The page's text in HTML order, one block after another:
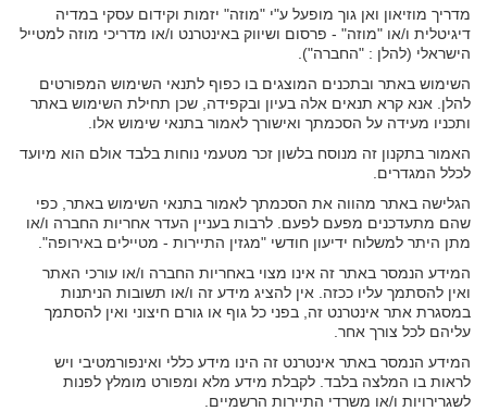
מדריך מוזיאון ואן גוך מופעל ע"י "מוזה" יזמות וקידום עסקי במדיה
דיגיטלית ו/או "מוזה" - פרסום ושיווק באינטרנט ו/או מדריכי מוזה למטייל
הישראלי (להלן : "החברה").
השימוש באתר ובתכנים המוצגים בו כפוף לתנאי השימוש המפורטים
להלן. אנא קרא תנאים אלה בעיון ובקפידה, שכן תחילת השימוש באתר
ותכניו מעידה על הסכמתך ואישורך לאמור בתנאי שימוש אלו.
האמור בתקנון זה מנוסח בלשון זכר מטעמי נוחות בלבד אולם הוא מיועד
לכלל המגדרים.
הגלישה באתר מהווה את הסכמתך לאמור בתנאי השימוש באתר, כפי
שהם מתעדכנים מפעם לפעם. לרבות בעניין העדר אחריות החברה ו/או
מתן היתר למשלוח ידיעון חודשי "מגזין התיירות - מטיילים באירופה".
המידע הנמסר באתר זה אינו מצוי באחריות החברה ו/או עורכי האתר
ואין להסתמך עליו ככזה. אין להציג מידע זה ו/או תשובות הניתנות
במסגרת אתר אינטרנט זה, בפני כל גוף או גורם חיצוני ואין להסתמך
עליהם לכל צורך אחר.
המידע הנמסר באתר אינטרנט זה הינו מידע כללי ואינפורמטיבי ויש
לראות בו המלצה בלבד. לקבלת מידע מלא ומפורט מומלץ לפנות
לשגרירויות ו/או משרדי התיירות הרשמיים.